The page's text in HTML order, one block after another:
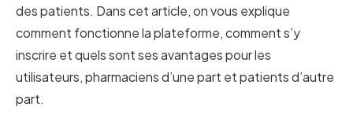
des patients. Dans cet article, on vous explique
comment fonctionne la plateforme, comment s’y
inscrire et quels sont ses avantages pour les
utilisateurs, pharmaciens d’une part et patients d’autre
part.